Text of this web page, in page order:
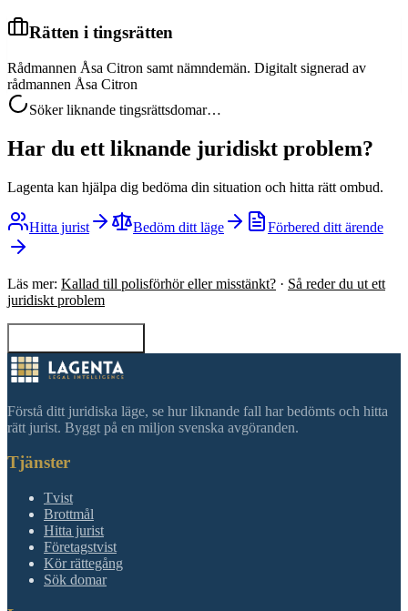
Rätten i tingsrätten
Rådmannen Åsa Citron samt nämndemän. Digitalt signerad av
rådmannen Åsa Citron
Söker liknande tingsrättsdomar…
Har du ett liknande juridiskt problem?
Lagenta kan hjälpa dig bedöma din situation och hitta rätt ombud.
Hitta jurist Bedöm ditt läge Förbered ditt ärende
Läs mer: Kallad till polisförhör eller misstänkt? · Så reder du ut ett
juridiskt problem
Förstå ditt juridiska läge, se hur liknande fall har bedömts och hitta
rätt jurist. Byggt på en miljon svenska avgöranden.
Tjänster
Tvist
Brottmål
Hitta jurist
Företagstvist
Kör rättegång
Sök domar